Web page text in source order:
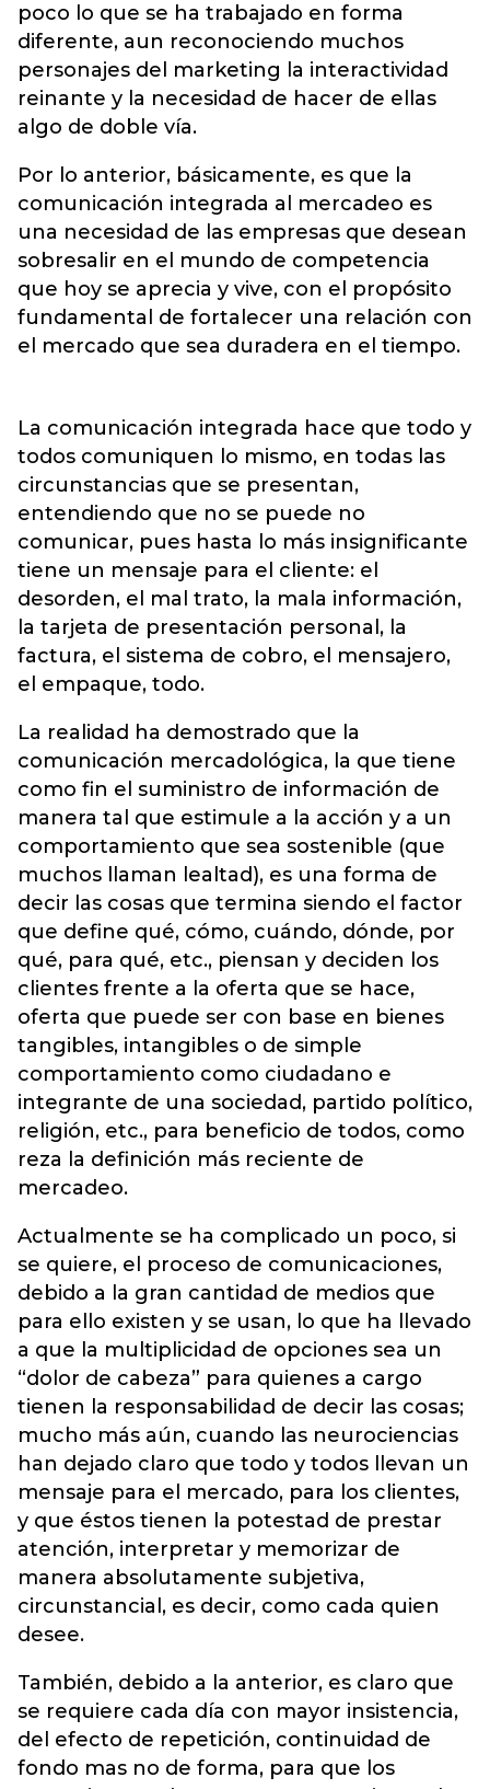
poco lo que se ha trabajado en forma
diferente, aun reconociendo muchos
personajes del marketing la interactividad
reinante y la necesidad de hacer de ellas
algo de doble vía.
Por lo anterior, básicamente, es que la
comunicación integrada al mercadeo es
una necesidad de las empresas que desean
sobresalir en el mundo de competencia
que hoy se aprecia y vive, con el propósito
fundamental de fortalecer una relación con
el mercado que sea duradera en el tiempo.
La comunicación integrada hace que todo y
todos comuniquen lo mismo, en todas las
circunstancias que se presentan,
entendiendo que no se puede no
comunicar, pues hasta lo más insignificante
tiene un mensaje para el cliente: el
desorden, el mal trato, la mala información,
la tarjeta de presentación personal, la
factura, el sistema de cobro, el mensajero,
el empaque, todo.
La realidad ha demostrado que la
comunicación mercadológica, la que tiene
como fin el suministro de información de
manera tal que estimule a la acción y a un
comportamiento que sea sostenible (que
muchos llaman lealtad), es una forma de
decir las cosas que termina siendo el factor
que define qué, cómo, cuándo, dónde, por
qué, para qué, etc., piensan y deciden los
clientes frente a la oferta que se hace,
oferta que puede ser con base en bienes
tangibles, intangibles o de simple
comportamiento como ciudadano e
integrante de una sociedad, partido político,
religión, etc., para beneficio de todos, como
reza la definición más reciente de
mercadeo.
Actualmente se ha complicado un poco, si
se quiere, el proceso de comunicaciones,
debido a la gran cantidad de medios que
para ello existen y se usan, lo que ha llevado
a que la multiplicidad de opciones sea un
“dolor de cabeza” para quienes a cargo
tienen la responsabilidad de decir las cosas;
mucho más aún, cuando las neurociencias
han dejado claro que todo y todos llevan un
mensaje para el mercado, para los clientes,
y que éstos tienen la potestad de prestar
atención, interpretar y memorizar de
manera absolutamente subjetiva,
circunstancial, es decir, como cada quien
desee.
También, debido a la anterior, es claro que
se requiere cada día con mayor insistencia,
del efecto de repetición, continuidad de
fondo mas no de forma, para que los